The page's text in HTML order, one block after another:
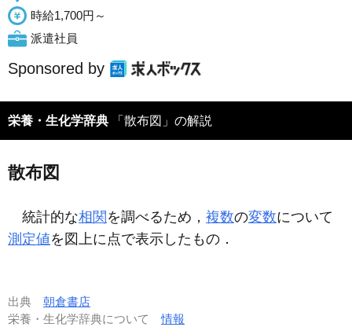
時給1,700円～
派遣社員
Sponsored by
栄養・生化学辞典 「散布図」の解説
散布図
統計的な相関 を調べるため， 複数の変数について
測定値を図上に点で表示したもの．
出典 朝倉書店
栄養・生化学辞典について情報